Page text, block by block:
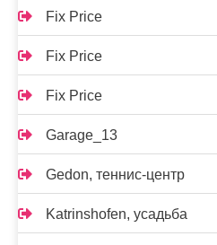
Fix Price
Fix Price
Fix Price
Garage_13
Gedon, теннис-центр
Katrinshofen, усадьба